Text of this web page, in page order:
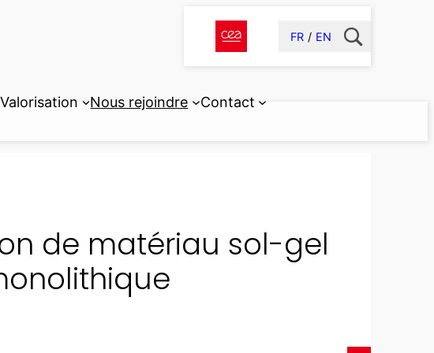
FR EN
Nous rejoindre Contact
de matériau sol-gel